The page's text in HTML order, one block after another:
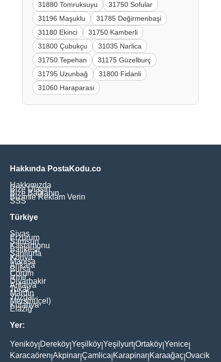
31880 Tomruksuyu
31750 Sofular
31196 Maşuklu
31785 Değirmenbaşi
31180 Ekinci
31750 Kamberli
31800 Çubukçu
31035 Narlica
31750 Tepehan
31175 Güzelburç
31795 Uzunbağ
31800 Fidanli
31060 Haraparasi
Hakkında PostaKodu.co
Hakkımızda
Bize Ulaşın
Bize Bağlanın
Bizimle Reklam Verin
SSS
Türkiye
Sivas
Erzurum
Samsun
Kastamonu
Balikesir
Şanliurfa
Konya
Manisa
Ankara
Bursa
Çorum
İzmir
Diyarbakir
Antalya
Tokat
Mardin
Yozgat
Mersin(İçel)
Kütahya
Elaziğ
Yer:
Yeniköy Dereköy Yeşilköy Yeşilyurt|Ortaköy Yenice
Karacaören Akpinar Çamlica Karapinar Karaağaç Ovacik